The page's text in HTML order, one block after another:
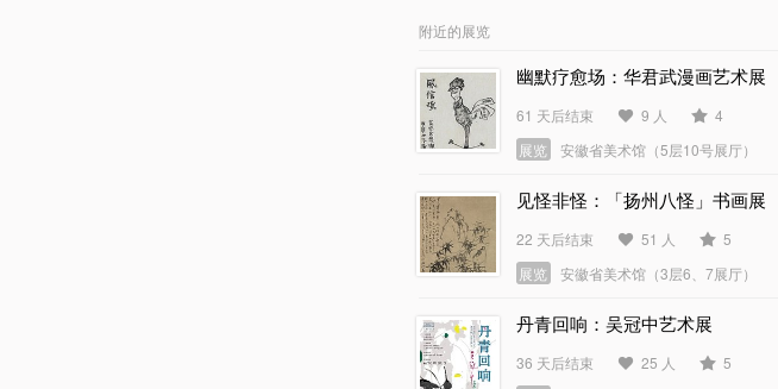
附近的展览
幽默疗愈场：华君武漫画艺术展
61 天后结束 9 人
4
展览
安徽省美术馆（5层10号展厅）
见怪非怪：「扬州八怪」书画展
22 天后结束 51 人
5
展览
安徽省美术馆（3层6、7展厅）
丹青回响：吴冠中艺术展
36 天后结束 25 人
5